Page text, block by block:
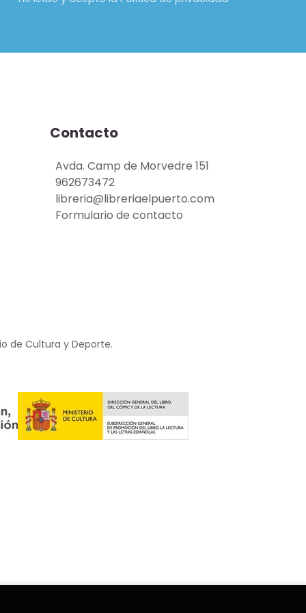
Contacto
Avda. Camp de Morvedre 151
962673472
libreria@libreriaelpuerto.com
Formulario de contacto
de Cultura y Deporte.